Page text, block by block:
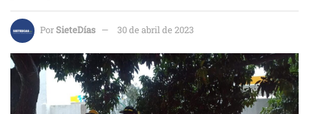
PorSieteDías 30 de abril de 2023